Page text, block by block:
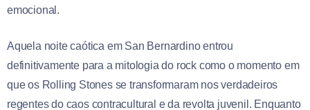
emocional.
Aquela noite caótica em San Bernardino entrou
definitivamente para a mitologia do rock como o momento em
que os Rolling Stones se transformaram nos verdadeiros
regentes do caos contracultural e da revolta juvenil. Enquanto